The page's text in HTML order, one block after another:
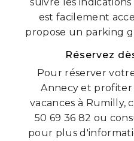
est facilement
propose un parking
Réservez
Pour réserver
Annecy et
vacances à Rumilly,
50 69 36 82 ou
pour plus